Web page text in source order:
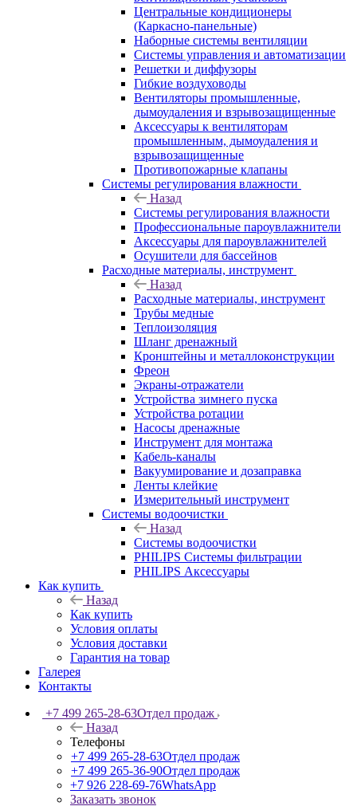
Центральные кондиционеры
(Каркасно-панельные)
Наборные системы вентиляции
Системы управления и автоматизации
Решетки и диффузоры
Гибкие воздуховоды
Вентиляторы промышленные,
дымоудаления и взрывозащищенные
Аксессуары к вентиляторам
промышленным, дымоудаления и
взрывозащищенные
Противопожарные клапаны
Системы регулирования влажности
Назад
Системы регулирования влажности
Профессиональные пароувлажнители
Аксессуары для пароувлажнителей
Осушители для бассейнов
Расходные материалы, инструмент
Назад
Расходные материалы, инструмент
Трубы медные
Теплоизоляция
Шланг дренажный
Кронштейны и металлоконструкции
Фреон
Экраны-отражатели
Устройства зимнего пуска
Устройства ротации
Насосы дренажные
Инструмент для монтажа
Кабель-каналы
Вакуумирование и дозаправка
Ленты клейкие
Измерительный инструмент
Системы водоочистки
Назад
Системы водоочистки
PHILIPS Системы фильтрации
PHILIPS Аксессуары
Как купить
Назад
Как купить
Условия оплаты
Условия доставки
Гарантия на товар
Галерея
Контакты
+7 499 265-28-63Отдел продаж
Назад
Телефоны
+7 499 265-28-63Отдел продаж
+7 499 265-36-90Отдел продаж
+7 926 228-69-76WhatsApp
Заказать звонок